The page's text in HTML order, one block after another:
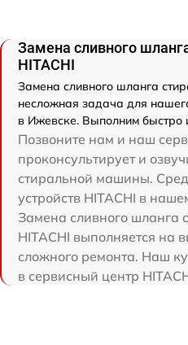
Замена сливного
HITACHI
Замена сливного шланга
несложная задача для
в Ижевске. Выполним быстро
Позвоните нам и наш
проконсультирует и
стиральной машины.
устройств HITACHI в
Замена сливного шланга
HITACHI выполняется на
сложного ремонта. Наш
в сервисный центр